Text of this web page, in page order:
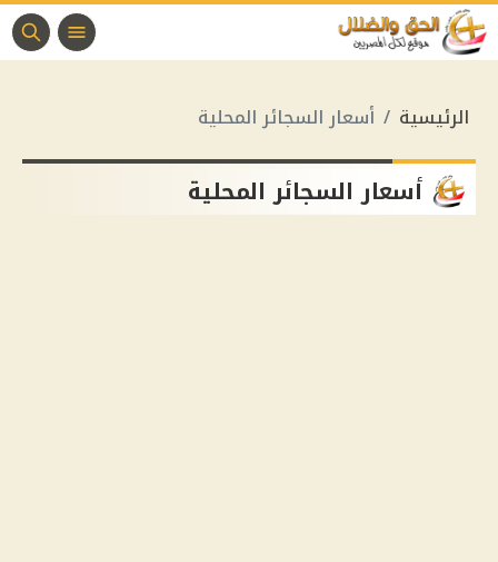
الرئيسية أسعار السجائر المحلية
أسعار السجائر المحلية